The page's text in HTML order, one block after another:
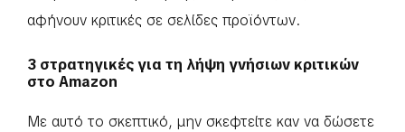
αφήνουν κριτικές σε σελίδες προϊόντων.
3 στρατηγικές για τη λήψη γνήσιων κριτικών
στο Amazon
Με αυτό το σκεπτικό, μην σκεφτείτε καν να δώσετε